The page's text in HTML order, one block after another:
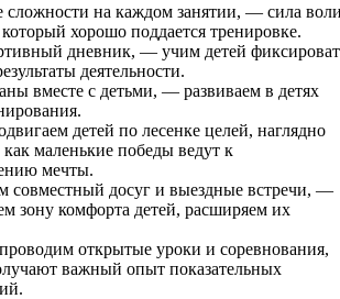
сложности на каждом занятии, — сила
хорошо поддается тренировке.
дневник, — учим детей
деятельности.
вместе с детьми, — развиваем в детях
детей по лесенке целей, наглядно
как маленькие победы ведут к
мечты.
совместный досуг и выездные встречи, —
зону комфорта детей, расширяем их
открытые уроки и соревнования,
важный опыт показательных